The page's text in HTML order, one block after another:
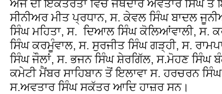
ਅੱਜ ਦੀ ਇਕੱਤਰਤਾ ਵਿੱਚ ਜਥੇਦਾਰ ਅਵਤਾਰ ਸਿੰਘ ਤੋਂ
ਸੀਨੀਅਰ ਮੀਤ ਪ੍ਰਧਾਨ, ਸ. ਕੇਵਲ ਸਿੰਘ ਬਾਦਲ
ਸਿੰਘ ਮਹਿਤਾ, ਸ. ਦਿਆਲ ਸਿੰਘ ਕੋਲਿਆਂਵਾਲੀ, ਸ.
ਸਿੰਘ ਕਰਮੂੰਵਾਲ, ਸ. ਸੁਰਜੀਤ ਸਿੰਘ ਗੜ੍ਹੀ, ਸ.
ਸਿੰਘ ਜੌਲਾਂ, ਸ. ਭਜਨ ਸਿੰਘ ਸ਼ੇਰਗਿੱਲ, ਸ.ਮੋਹਣ ਸਿੰਘ
ਕਮੇਟੀ ਮੈਂਬਰ ਸਾਹਿਬਾਨ ਤੋਂ ਇਲਾਵਾ ਸ. ਹਰਚਰਨ
ਸ.ਅਵਤਾਰ ਸਿੰਘ ਸਕੱਤਰ ਆਦਿ ਹਾਜ਼ਰ ਸਨ।